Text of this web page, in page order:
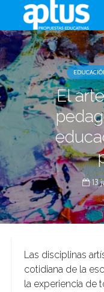
El
13
Las disciplinas
cotidiana de la
la experiencia de